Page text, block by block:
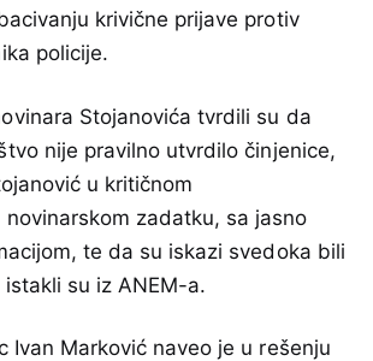
krivične prijave protiv
policije.
Stojanovića tvrdili su da
nije pravilno utvrdilo činjenice,
u kritičnom
zadatku, sa jasno
te da su iskazi svedoka bili
su iz ANEM-a.
Ivan Marković naveo je u rešenju